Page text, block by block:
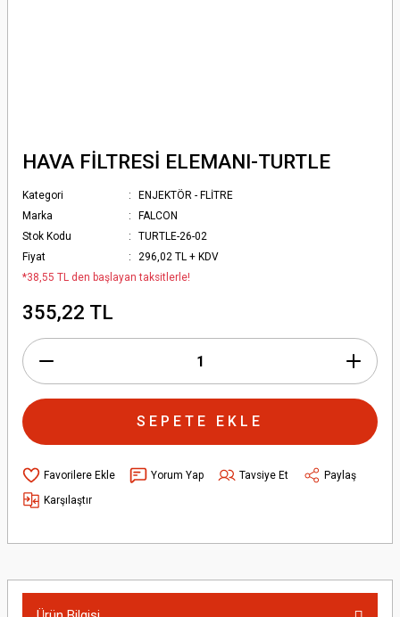
HAVA FİLTRESİ ELEMANI-TURTLE
Kategori
ENJEKTÖR - FLİTRE
Marka
FALCON
Stok Kodu
TURTLE-26-02
Fiyat
296,02 TL + KDV
*38,55 TL den başlayan taksitlerle!
355,22 TL
SEPETE EKLE
Yorum Yap Tavsiye Et
Paylaş
Karşılaştır